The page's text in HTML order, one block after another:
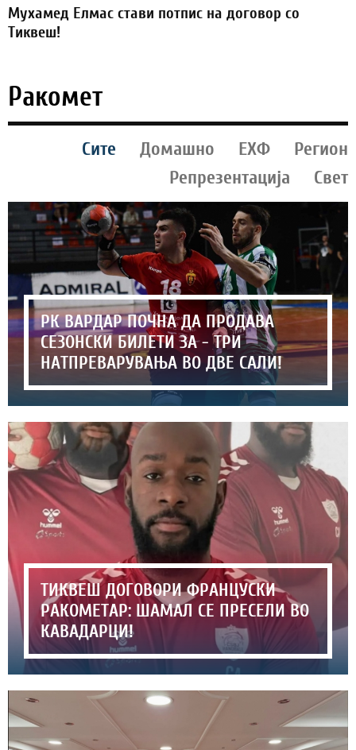
Мухамед Елмас стави потпис на договор со
Тиквеш!
Ракомет
Сите Домашно ЕХФ
Регион
Репрезентација
Свет
РК ВАРДАР ПОЧНА ДА ПРОДАВА
СЕЗОНСКИ БИЛЕТИ ЗА - ТРИ
НАТПРЕВАРУВАЊА ВО ДВЕ САЛИ!
ТИКВЕШ ДОГОВОРИ ФРАНЦУСКИ
РАКОМЕТАР: ШАМАЛ СЕ ПРЕСЕЛИ ВО
КАВАДАРЦИ!